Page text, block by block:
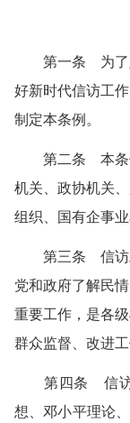
第一条 为了坚
好新时代信访工
制定本条例。
第二条 本条例
机关、政协机关
组织、国有企事
第三条 信访工
党和政府了解民
重要工作，是各
群众监督、改进
第四条 信访
想、邓小平理论